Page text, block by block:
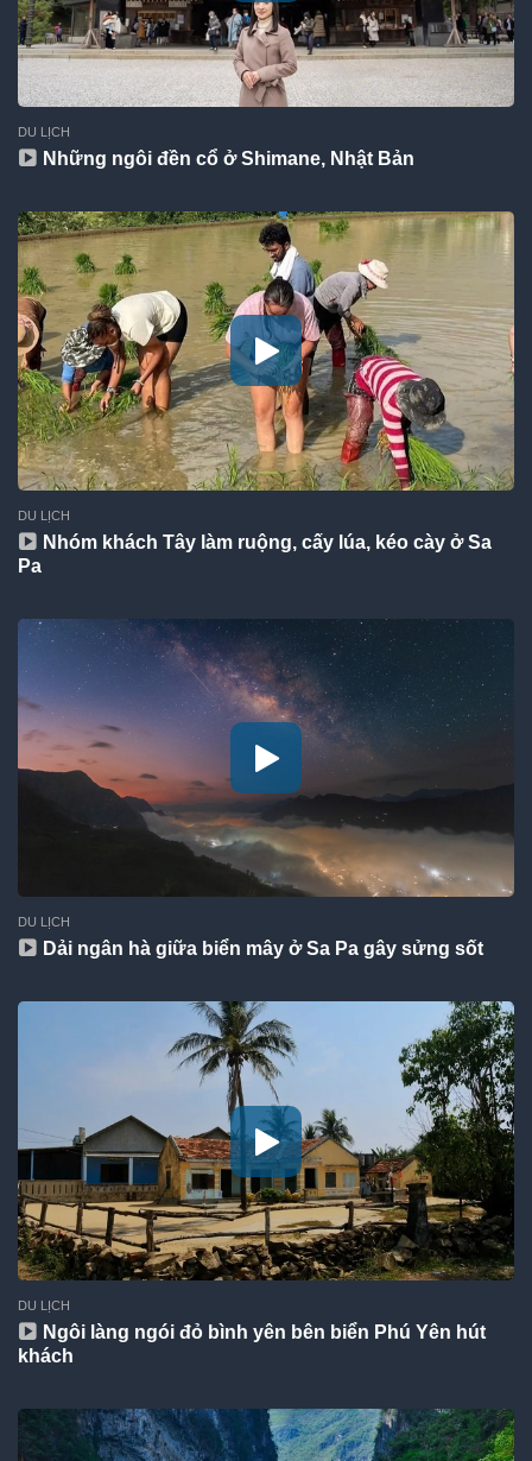
DU LỊCH
Những ngôi đền cổ ở Shimane, Nhật Bản
DU LỊCH
Nhóm khách Tây làm ruộng, cấy lúa, kéo cày ở Sa
Pa
DU LỊCH
Dải ngân hà giữa biển mây ở Sa Pa gây sửng sốt
DU LỊCH
Ngôi làng ngói đỏ bình yên bên biển Phú Yên hút
khách